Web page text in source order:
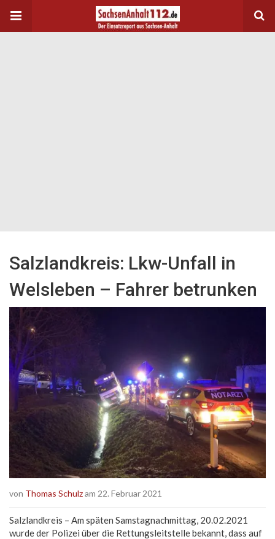
Salzlandkreis: Lkw-Unfall in
Welsleben – Fahrer betrunken
von Thomas Schulzam 22. Februar 2021
Salzlandkreis – Am späten Samstagnachmittag, 20.02.2021
wurde der Polizei über die Rettungsleitstelle bekannt, dass auf